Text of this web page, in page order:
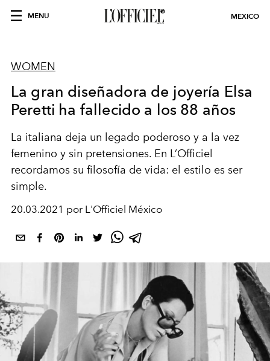
MENU MEXICO
WOMEN
La gran diseñadora de joyería Elsa
Peretti ha fallecido a los 88 años
La italiana deja un legado poderoso y a la vez
femenino y sin pretensiones. En L’Officiel
recordamos su filosofía de vida: el estilo es ser
simple.
20.03.2021 por L'Officiel México